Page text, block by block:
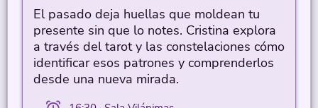
El pasado deja huellas que moldean tu
presente sin que lo notes. Cristina explora
a través del tarot y las constelaciones cómo
identificar esos patrones y comprenderlos
desde una nueva mirada.